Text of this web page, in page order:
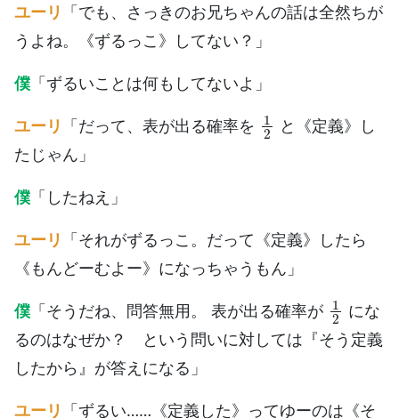
ユーリ 「でも、さっきのお兄ちゃんの話は全然ちが
うよね。《ずるっこ》してない？」
僕 「ずるいことは何もしてないよ」
ユーリ 「だって、表が出る確率を
1
と《定義》し
たじゃん」
僕 「したねえ」
ユーリ 「それがずるっこ。だって《定義》したら
《もんどーむよー》になっちゃうもん」
僕 「そうだね、問答無用。 表が出る確率が
1
にな
るのはなぜか？ という問いに対しては『そう定義
したから』が答えになる」
ユーリ 「ずるい……《定義した》ってゆーのは《そ